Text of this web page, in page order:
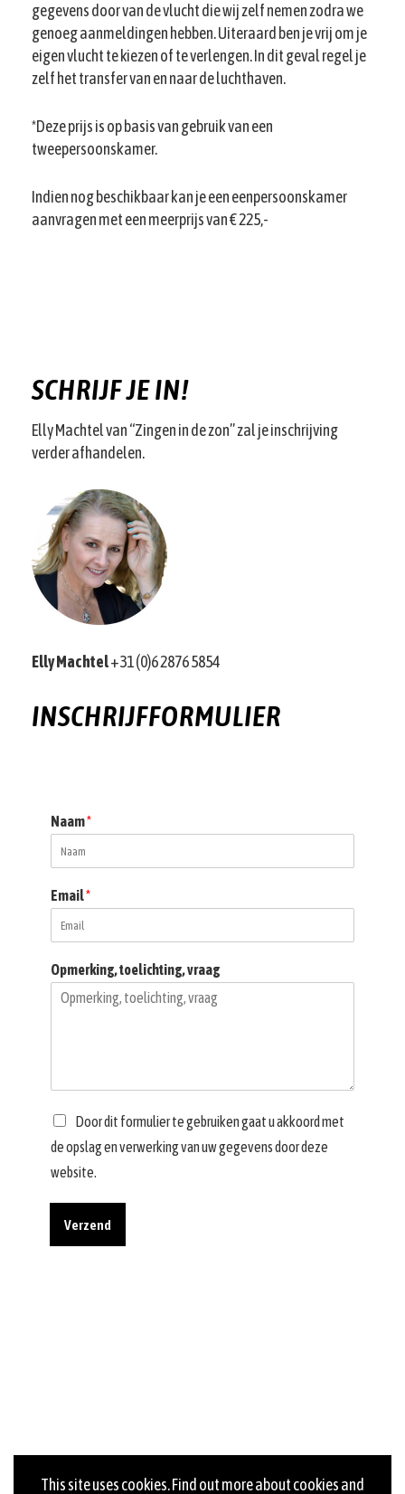
gegevens door van de vlucht die wij zelf nemen zodra we
genoeg aanmeldingen hebben. Uiteraard ben je vrij om je
eigen vlucht te kiezen of te verlengen. In dit geval regel je
zelf het transfer van en naar de luchthaven.
*Deze prijs is op basis van gebruik van een
tweepersoonskamer.
Indien nog beschikbaar kan je een eenpersoonskamer
aanvragen met een meerprijs van € 225,-
SCHRIJF JE IN!
Elly Machtel van “Zingen in de zon” zal je inschrijving
verder afhandelen.
Elly Machtel+31 (0)6 2876 5854
INSCHRIJFFORMULIER
Naam*
Email*
Opmerking, toelichting, vraag
Door dit formulier te gebruiken gaat u akkoord met
de opslag en verwerking van uw gegevens door deze
website.
Verzend
This site uses cookies. Find out more about cookies and